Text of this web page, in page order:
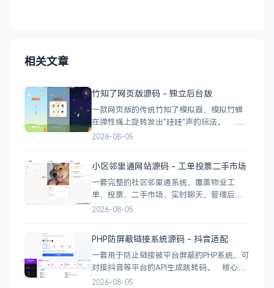
相关文章
竹知了网页版源码 - 独立后台版
一款网页版的传统竹知了模拟器，模拟竹蝉
在弹性绳上旋转发出"哇哇"声的玩法。 核
心功能 网页版运行，无需下载 独立后台管
2026-08-05
小区邻里通网站源码 - 工单投票二手市场
一套完整的社区邻里通系统，覆盖物业工
单、投票、二手市场、实时聊天，管理后台
一应俱全。 前台功能 九宫格快捷菜单 +
情 小区投票：发起/参与/查看结果 邻里社区
2026-08-05
PHP防屏蔽链接系统源码 - 抖音适配
一套用于防止链接被平台屏蔽的PHP系统，可
对接抖音等平台的API生成跳转码。 核心功
能 多域名池智能切换，降低被拦截概率 对接
2026-08-05